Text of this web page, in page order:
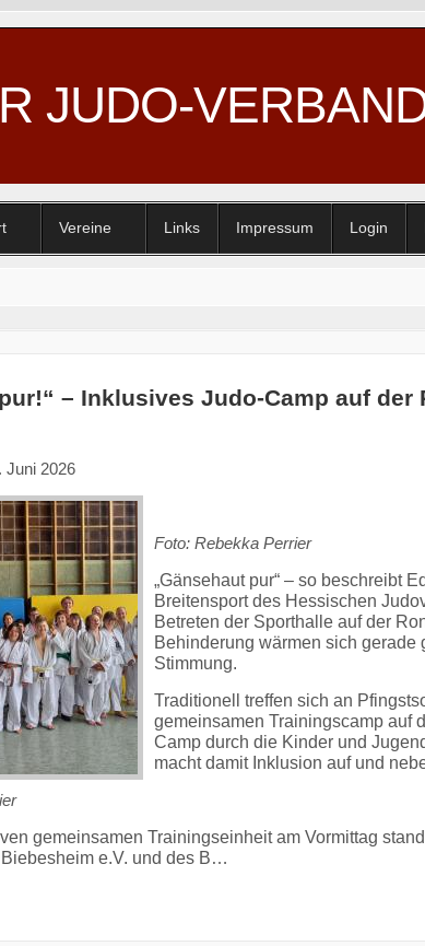
JUDO-
Vereine Links Impressum Login
– Inklusives Judo-Camp auf der
Juni 2026
Foto: Rebekka Perrier
„Gänsehaut pur“ – so beschreibt
Breitensport des Hessischen
Betreten der Sporthalle auf der
Behinderung wärmen sich
Stimmung.
Traditionell treffen sich an
gemeinsamen Trainingscamp auf
Camp durch die Kinder und
macht damit Inklusion auf und
gemeinsamen Trainingseinheit am Vormittag
e.V. und des B…